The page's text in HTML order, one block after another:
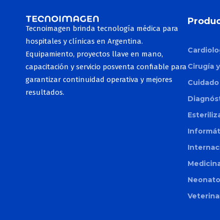
IA e imágenes 3D
Wireless
Alidya
Profhilo
Profhilo Structura
Línea Aliaxin
Monitores fetales
Bombas Vet
Equipo de rayos X Vet
Detectores digitales Vet
Tecnoimagen brinda tecnología médica para
hospitales y clínicas en Argentina.
Equipamiento, proyectos llave en mano,
capacitación y servicio posventa confiable para
garantizar continuidad operativa y mejores
resultados.
Cirugía